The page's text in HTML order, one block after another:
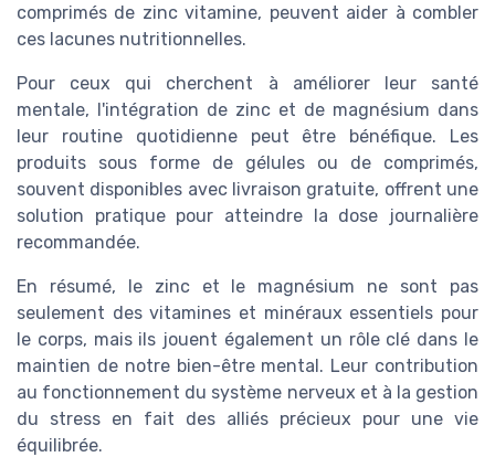
comprimés de zinc vitamine, peuvent aider à combler
ces lacunes nutritionnelles.
Pour ceux qui cherchent à améliorer leur santé
mentale, l'intégration de zinc et de magnésium dans
leur routine quotidienne peut être bénéfique. Les
produits sous forme de gélules ou de comprimés,
souvent disponibles avec livraison gratuite, offrent une
solution pratique pour atteindre la dose journalière
recommandée.
En résumé, le zinc et le magnésium ne sont pas
seulement des vitamines et minéraux essentiels pour
le corps, mais ils jouent également un rôle clé dans le
maintien de notre bien-être mental. Leur contribution
au fonctionnement du système nerveux et à la gestion
du stress en fait des alliés précieux pour une vie
équilibrée.